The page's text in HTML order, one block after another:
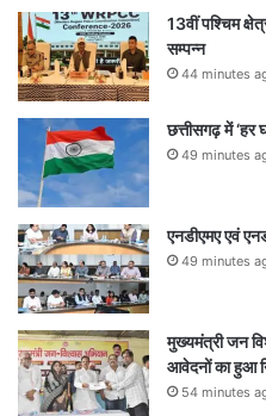
13वीं पश्चिम
सम्पन्न
44 minutes
छत्तीसगढ़ में ‘हर
49 minutes
एनडीएमए एवं
49 minutes
मुख्यमंत्री जन
आवेदनों का हुआ
54 minutes